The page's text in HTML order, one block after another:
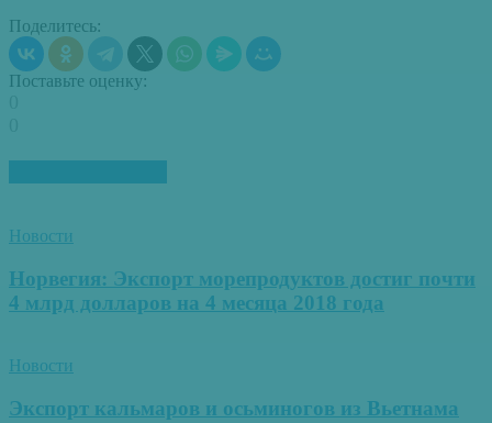
Поделитесь:
Поставьте оценку:
Новости
Норвегия: Экспорт морепродуктов достиг почти
4 млрд долларов на 4 месяца 2018 года
Новости
Экспорт кальмаров и осьминогов из Вьетнама